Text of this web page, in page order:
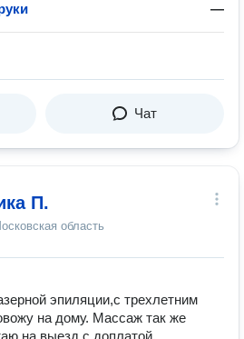
—
Чат
П.
область
эпиляции,с трехлетним
на дому. Массаж так же
на выезд с доплатой.